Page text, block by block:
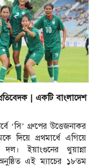
| একটি বাংলাদেশ
‘সি’ গ্রুপের উত্তেজনাকর
দিয়ে প্রথমার্ধে এগিয়ে
ইয়াংগুনের থুয়ান্না
এই ম্যাচের ১৮তম